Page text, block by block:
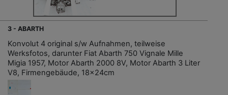
3 - ABARTH
Konvolut 4 original s/w Aufnahmen, teilweise
Werksfotos, darunter Fiat Abarth 750 Vignale Mille
Migia 1957, Motor Abarth 2000 8V, Motor Abarth 3 Liter
V8, Firmengebäude, 18x24cm